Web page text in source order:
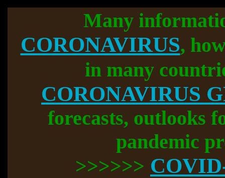
Many
CORONAVIRUS,
in many
CORONAVIRUS
forecasts, outlooks
pandemic
>>>>>>